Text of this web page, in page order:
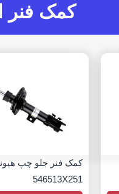
کمک فنر
کمک فنر جلو چپ
546513X251